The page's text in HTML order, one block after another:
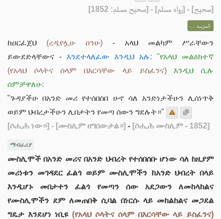
[صحيح] - [رواه مسلم] - [صحيح مسلم: 1852]
المزيــد ...
ከዐርፈጀህ (ረዲየሏሁ ዐንሁ) - አላህ መልካም ሥራቸውን
ይውደድላቸውና - እንደተላለፈው እንዲህ አሉ:
"የአላህ መልዕክተኛ
(የአላህ ሶላትና ሰላም በእርሳቸው ላይ ይስፈንና)እንዲህ ሲሉ
ሰምቻዋለሁ:
"ጉዳያችሁ በአንድ መሪ የተሰበሰበ ሁኖ ሳለ አንድነታችሁን ሊሰነጥቅ
ወይም ህብረታችሁን ሊበታትን የመጣ ሰውን ግደሉት።"
[ሶሒሕ ነው።] - [ሙስሊም ዘግበውታል።] - [ሶሒሕ ሙስሊም - 1852]
ማብራሪያ
ሙስሊሞች በአንድ መሪና በአንድ ህብረት የተሰበሰቡ ሆነው ሳለ ከዚያም
መሪነቱን መገዳደር ፈልጎ ወይም ሙስሊሞችን ከአንድ ህብረት በላይ
እንዲሆኑ መበታተን ፈልጎ የመጣን ሰው አደጋውን ለመከላከልና
የሙስሊሞችን ደም ለመጠበቅ ሲባል በነርሱ ላይ መከልከልና መጋደል
ግዴታ እንደሆነ ነቢዩ (የአላህ ሶላትና ሰላም በእርሳቸው ላይ ይስፈንና)